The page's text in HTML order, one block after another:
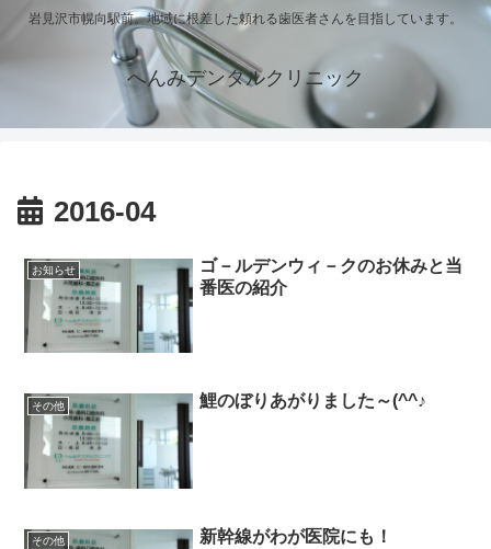
岩見沢市幌向駅前。地域に根差した頼れる歯医者さんを目指しています。
へんみデンタルクリニック
2016-04
お知らせ
ゴ－ルデンウィ－クのお休みと当
番医の紹介
その他 鯉のぼりあがりました～(^^♪
その他 新幹線がわが医院にも！